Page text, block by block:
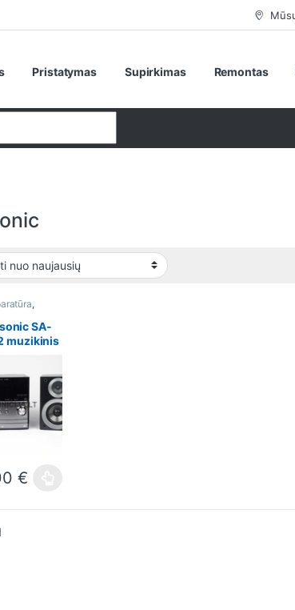
Pristatymas Supirkimas Remontas
,
sistemos
SA-
muzikinis
€ has multiple variants. The options may be chosen